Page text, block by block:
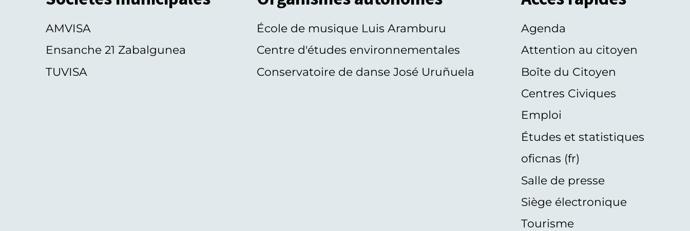
AMVISA
Ensanche 21 Zabalgunea
TUVISA
École de musique Luis Aramburu
Centre d'études environnementales
Conservatoire de danse José Uruñuela
Agenda
Attention au citoyen
Boîte du Citoyen
Centres Civiques
Emploi
Études et statistiques
oficnas (fr)
Salle de presse
Siège électronique
Tourisme